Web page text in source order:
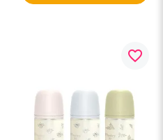
favorite_border